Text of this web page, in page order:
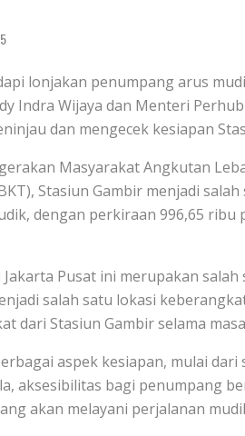
lonjakan penumpang arus
Indra Wijaya dan Menteri
dan mengecek kesiapan
Masyarakat Angkutan
Stasiun Gambir menjadi
dengan perkiraan 996,65 ribu
Pusat ini merupakan
salah satu lokasi
dari Stasiun Gambir selama
aspek kesiapan, mulai dari
aksesibilitas bagi penumpang
akan melayani perjalanan